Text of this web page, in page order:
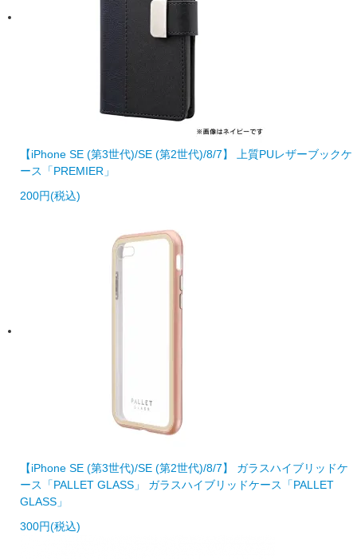
【iPhone SE (第3世代)/SE (第2世代)/8/7】 上質PUレザーブックケ
ース「PREMIER」
200円(税込)
【iPhone SE (第3世代)/SE (第2世代)/8/7】 ガラスハイブリッドケ
ース「PALLET GLASS」 ガラスハイブリッドケース「PALLET
GLASS」
300円(税込)